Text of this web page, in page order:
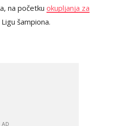
na početku okupljanja za
šampiona.